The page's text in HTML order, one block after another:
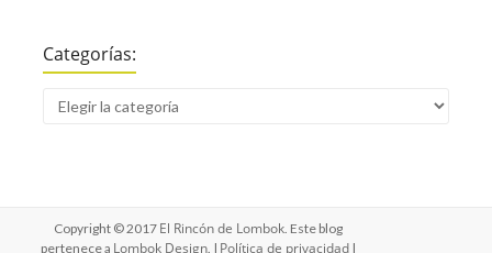
Categorías:
Copyright © 2017 El Rincón de Lombok. Este blog
pertenece a Lombok Design. | Política de privacidad |